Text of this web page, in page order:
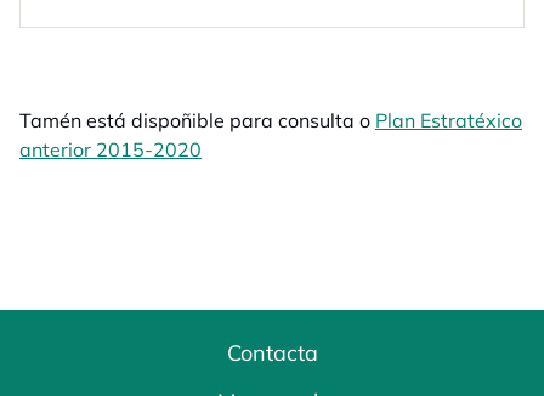
Tamén está dispoñible para consulta o Plan Estratéxico
anterior 2015-2020
Contacta